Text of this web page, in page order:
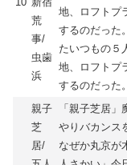
荒
事/
虫歯
浜
地、ロフトプ
するのだった
たいつもの５
地、ロフトプ
するのだった。
親子
芝
居/
「親子芝居
やりバカンス
なぜか丸京が